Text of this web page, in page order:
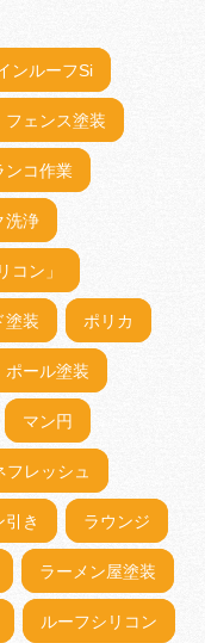
ンルーフSi
フェンス塗装
ンコ作業
洗浄
コン」
塗装 ポリカ
ポール塗装
マン円
フレッシュ
引き ラウンジ
ラーメン屋塗装
ルーフシリコン